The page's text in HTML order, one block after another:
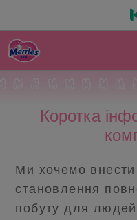
Коротка
Ми хочемо внести
становлення
побуту для людей